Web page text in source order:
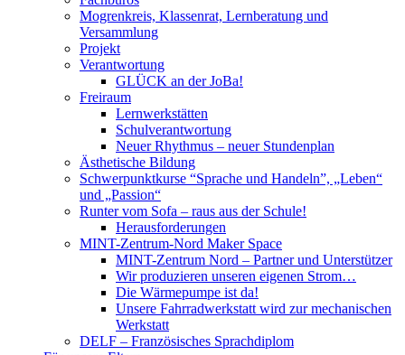
Mogrenkreis, Klassenrat, Lernberatung und
Versammlung
Projekt
Verantwortung
GLÜCK an der JoBa!
Freiraum
Lernwerkstätten
Schulverantwortung
Neuer Rhythmus – neuer Stundenplan
Ästhetische Bildung
Schwerpunktkurse “Sprache und Handeln”, „Leben“
und „Passion“
Runter vom Sofa – raus aus der Schule!
Herausforderungen
MINT-Zentrum-Nord Maker Space
MINT-Zentrum Nord – Partner und Unterstützer
Wir produzieren unseren eigenen Strom…
Die Wärmepumpe ist da!
Unsere Fahrradwerkstatt wird zur mechanischen
Werkstatt
DELF – Französisches Sprachdiplom